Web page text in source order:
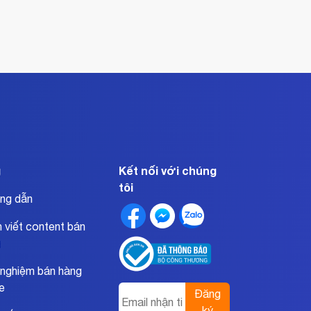
dẫn
viết content bán
bán hàng
Kết nối với chúng
tôi
Đăng